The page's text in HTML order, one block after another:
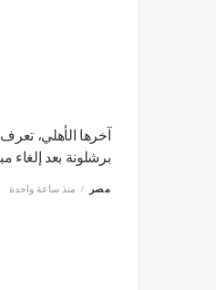
آخرها الأهلي،
برشلونة بعد إلغاء
مصر منذ ساعة واحدة